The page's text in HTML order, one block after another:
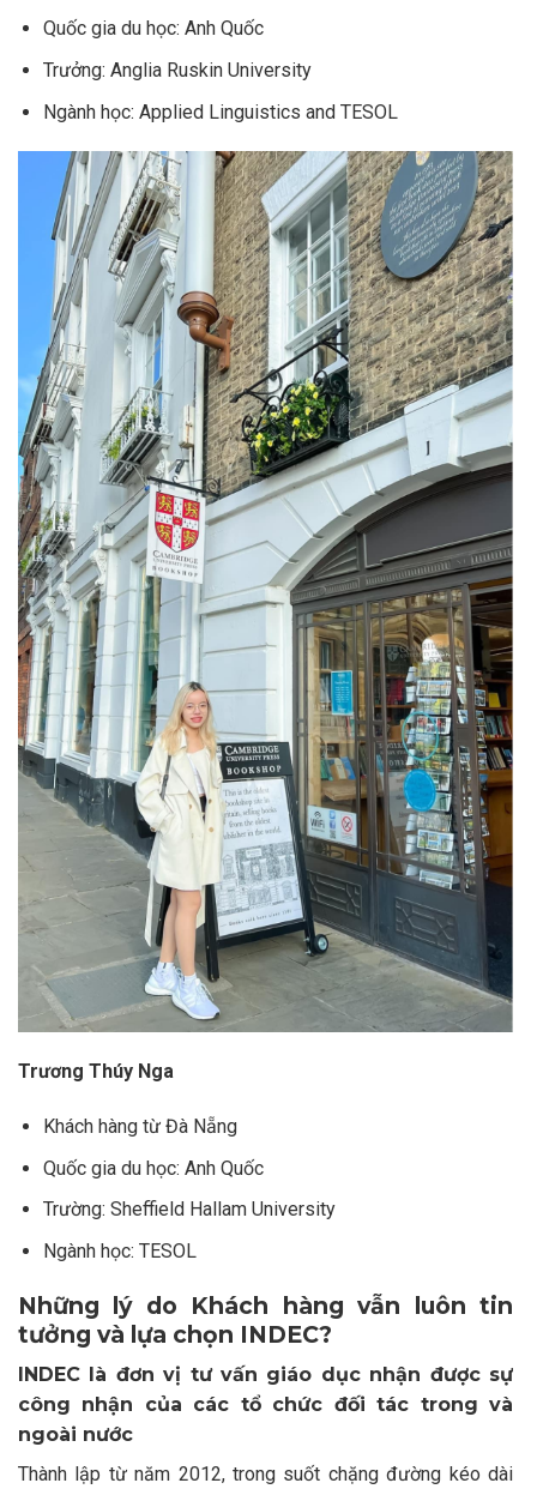
Quốc gia du học: Anh Quốc
Trưởng: Anglia Ruskin University
Ngành học: Applied Linguistics and TESOL
Trương Thúy Nga
Khách hàng từ Đà Nẵng
Quốc gia du học: Anh Quốc
Trường: Sheffield Hallam University
Ngành học: TESOL
Những lý do Khách hàng vẫn luôn tin
tưởng và lựa chọn INDEC?
INDEC là đơn vị tư vấn giáo dục nhận được sự
công nhận của các tổ chức đối tác trong và
ngoài nước
Thành lập từ năm 2012, trong suốt chặng đường kéo dài